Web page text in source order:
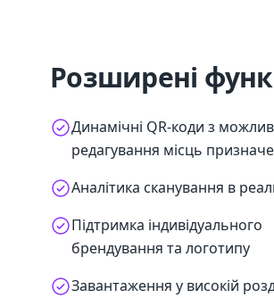
Розширені
Динамічні QR-коди з
редагування місць
Аналітика сканування в
Підтримка індивідуального
брендування та логотипу
Завантаження у високій